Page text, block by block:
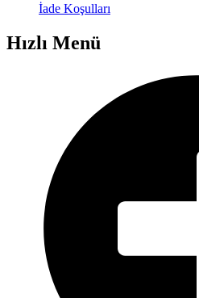
İade Koşulları
Hızlı Menü